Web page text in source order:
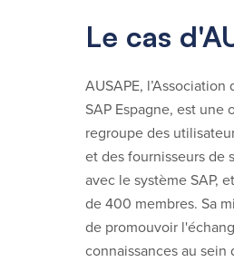
Le cas
AUSAPE,
SAP Espagne, est une
regroupe des
et des fournisseurs de
avec le système SAP,
de 400 membres. Sa
de promouvoir
connaissances au